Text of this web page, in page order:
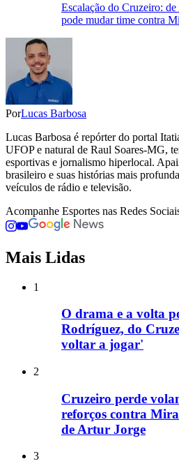
Escalação do Cruzeiro:
pode mudar time contra
PorLucas Barbosa
Lucas Barbosa é repórter do portal
UFOP e natural de Raul Soares-MG,
esportivas e jornalismo hiperlocal.
brasileiro e suas histórias mais
veículos de rádio e televisão.
Acompanhe Esportes nas Redes
Mais Lidas
1
O drama e a volta
Rodríguez, do
voltar a jogar'
2
Cruzeiro perde
reforços contra
de Artur Jorge
3